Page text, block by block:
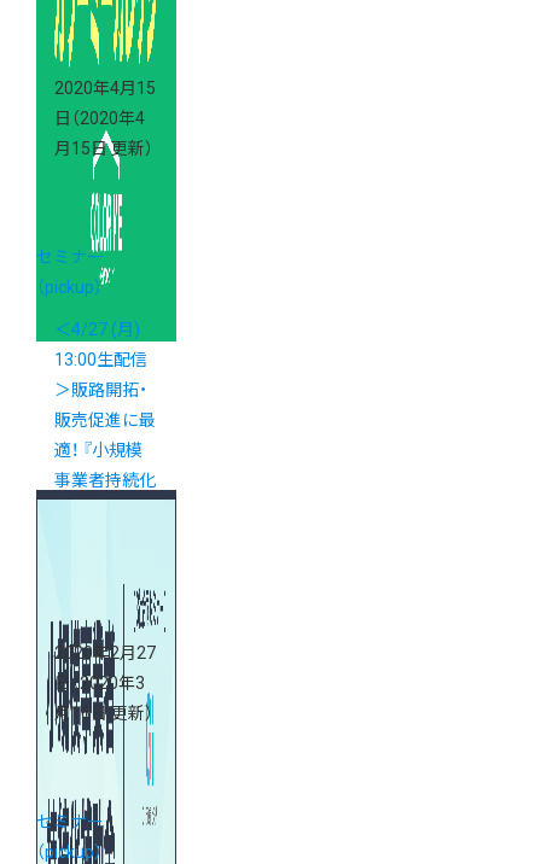
2020年4月15
日 （2020年4
月15日 更新）
セミナー
（pickup）
＜4/27 (月)
13:00生配信
＞販路開拓・
販売促進に最
適！ 『小規模
事業者持続化
2020年2月27
日 （2020年3
月16日 更新）
セミナー
（pickup）